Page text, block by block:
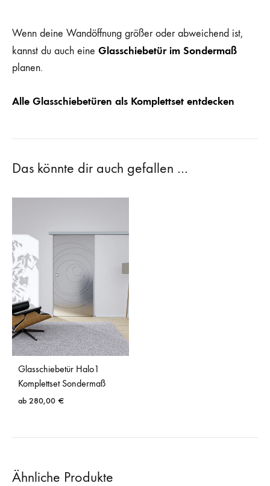
Wenn deine Wandöffnung größer oder abweichend ist,
kannst du auch eine Glasschiebetür im Sondermaß
planen.
Alle Glasschiebetüren als Komplettset entdecken
Das könnte dir auch gefallen …
Glasschiebetür Halo1
Komplettset Sondermaß
ab 280,00 €
Ähnliche Produkte